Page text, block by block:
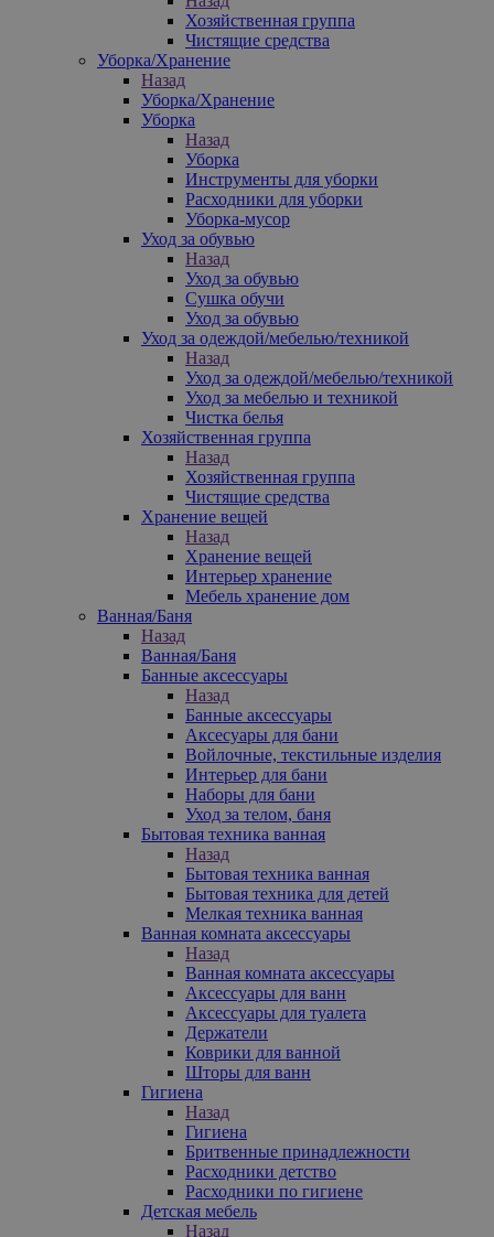
Хозяйственная группа
Чистящие средства
Уборка/Хранение
Назад
Уборка/Хранение
Уборка
Назад
Уборка
Инструменты для уборки
Расходники для уборки
Уборка-мусор
Уход за обувью
Назад
Уход за обувью
Сушка обучи
Уход за обувью
Уход за одеждой/мебелью/техникой
Назад
Уход за одеждой/мебелью/техникой
Уход за мебелью и техникой
Чистка белья
Хозяйственная группа
Назад
Хозяйственная группа
Чистящие средства
Хранение вещей
Назад
Хранение вещей
Интерьер хранение
Мебель хранение дом
Ванная/Баня
Назад
Ванная/Баня
Банные аксессуары
Назад
Банные аксессуары
Аксесуары для бани
Войлочные, текстильные изделия
Интерьер для бани
Наборы для бани
Уход за телом, баня
Бытовая техника ванная
Назад
Бытовая техника ванная
Бытовая техника для детей
Мелкая техника ванная
Ванная комната аксессуары
Назад
Ванная комната аксессуары
Аксессуары для ванн
Аксессуары для туалета
Держатели
Коврики для ванной
Шторы для ванн
Гигиена
Назад
Гигиена
Бритвенные принадлежности
Расходники детство
Расходники по гигиене
Детская мебель
Назад